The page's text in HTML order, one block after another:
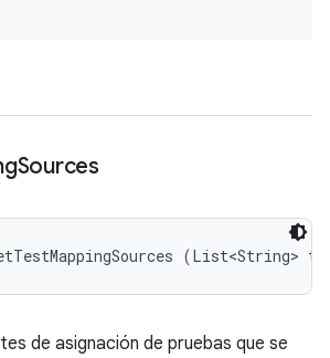
Sources
(List<String>
de asignación de pruebas que se